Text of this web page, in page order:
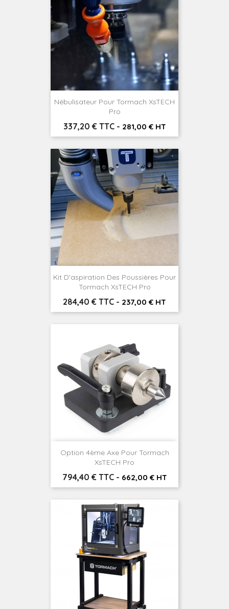
Nébulisateur Pour Tormach XsTECH
Pro
Prix
337,20 € TTC - 281,00 € HT
Kit D'aspiration Des Poussières Pour
Tormach XsTECH Pro
Prix
284,40 € TTC - 237,00 € HT
Option 4ème Axe Pour Tormach
XsTECH Pro
Prix
794,40 € TTC - 662,00 € HT